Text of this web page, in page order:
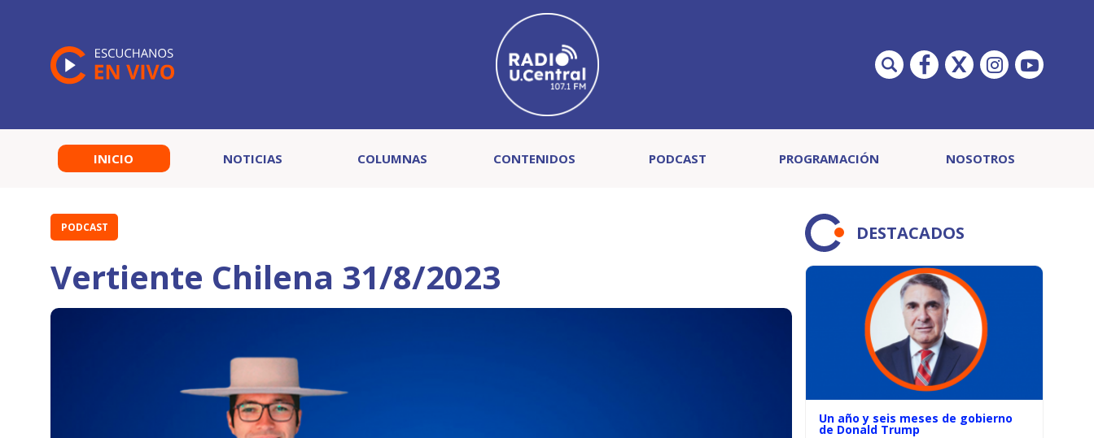
INICIO NOTICIAS COLUMNAS CONTENIDOS PODCAST PROGRAMACIÓN NOSOTROS
PODCAST
Vertiente Chilena 31/8/2023
DESTACADOS
Un año y seis meses de gobierno
de Donald Trump